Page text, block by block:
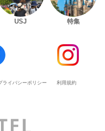
USJ 特集
ライバシーポリシー 利用規約